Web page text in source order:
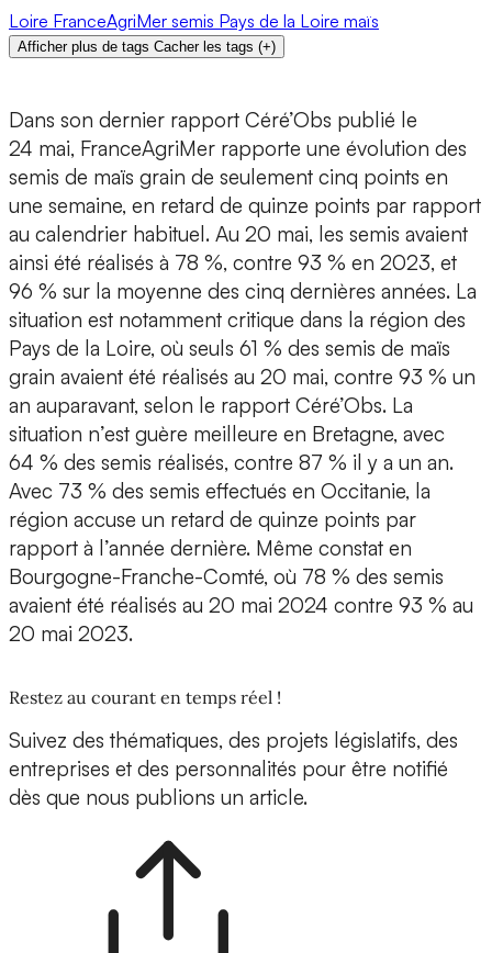
Loire FranceAgriMer semis Pays de la Loire maïs
Afficher plus de tags Cacher les tags (+)
Dans son dernier rapport Céré’Obs publié le
24 mai, FranceAgriMer rapporte une évolution des
semis de maïs grain de seulement cinq points en
une semaine, en retard de quinze points par rapport
au calendrier habituel. Au 20 mai, les semis avaient
ainsi été réalisés à 78 %, contre 93 % en 2023, et
96 % sur la moyenne des cinq dernières années. La
situation est notamment critique dans la région des
Pays de la Loire, où seuls 61 % des semis de maïs
grain avaient été réalisés au 20 mai, contre 93 % un
an auparavant, selon le rapport Céré’Obs. La
situation n’est guère meilleure en Bretagne, avec
64 % des semis réalisés, contre 87 % il y a un an.
Avec 73 % des semis effectués en Occitanie, la
région accuse un retard de quinze points par
rapport à l’année dernière. Même constat en
Bourgogne-Franche-Comté, où 78 % des semis
avaient été réalisés au 20 mai 2024 contre 93 % au
20 mai 2023.
Restez au courant en temps réel !
Suivez des thématiques, des projets législatifs, des
entreprises et des personnalités pour être notifié
dès que nous publions un article.